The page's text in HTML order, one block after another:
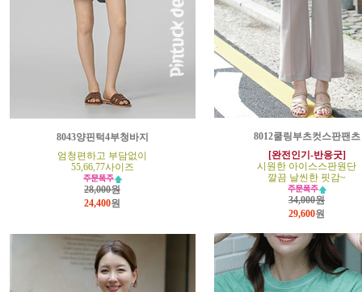
8043양핀턱4부청바지
엄청편하고 부담없이
55,66,77사이즈
28,000원
24,400원
8012쿨링부츠컷스판팬츠
[완전인기-반응굿]
시원한 아이스스판원단
깔끔 날씬한 핏감~
34,000원
29,600원